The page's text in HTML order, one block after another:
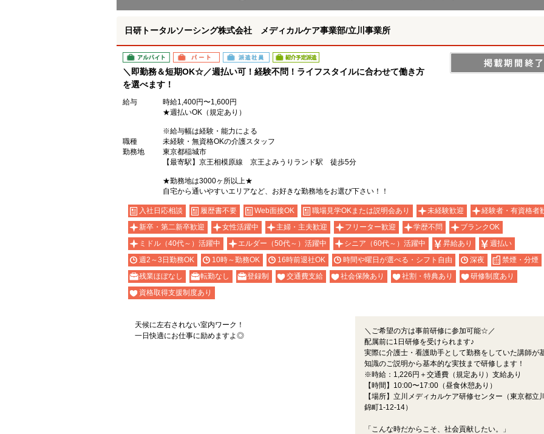
日研トータルソーシング株式会社 メディカルケア事業部/立川事業所
アルバイト パート 派遣社員 紹介予定派遣
＼即勤務＆短期OK☆／週払い可！経験不問！ライフスタイルに合わせて働き方
を選べます！
給与
時給1,400円〜1,600円
★週払いOK（規定あり）
※給与幅は経験・能力による
職種
未経験・無資格OKの介護スタッフ
勤務地
東京都稲城市
【最寄駅】京王相模原線 京王よみうりランド駅 徒歩5分
★勤務地は3000ヶ所以上★
自宅から通いやすいエリアなど、お好きな勤務地をお選び下さい！！
入社日応相談 履歴書不要 Web面接OK 職場見学OKまたは説明会あり 未経験歓迎
経験者・有資格者
新卒・第二新卒歓迎
女性活躍中 主婦・主夫歓迎 フリーター歓迎 学歴不問
ブランクOK
ミドル（40代～）活躍中
エルダー（50代～）活躍中 シニア（60代～）活躍中 昇給あり
週払い
週2～3日勤務OK
10時～勤務OK 16時前退社OK 時間や曜日が選べる・シフト自由 深夜
禁煙・分煙
残業ほぼなし
転勤なし 登録制 交通費支給 社会保険あり 社割・特典あり
研修制度あり
資格取得支援制度あり
天候に左右されない室内ワーク！
一日快適にお仕事に励めますよ◎
＼ご希望の方は事前研修に参加可能☆／
配属前に1日研修を受けられます♪
実際に介護士・看護助手として勤務をしていた講師が
知識のご説明から基本的な実技まで研修します！
※時給：1,226円＋交通費（規定あり）支給あり
【時間】10:00〜17:00（昼食休憩あり）
【場所】立川メディカルケア研修センター（東京都立
錦町1-12-14）
「こんな時だからこそ、社会貢献したい。」